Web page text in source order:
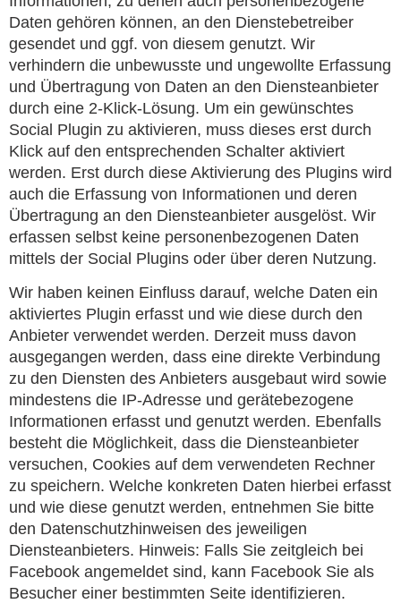
Daten gehören können, an den Dienstebetreiber
gesendet und ggf. von diesem genutzt. Wir
verhindern die unbewusste und ungewollte Erfassung
und Übertragung von Daten an den Diensteanbieter
durch eine 2-Klick-Lösung. Um ein gewünschtes
Social Plugin zu aktivieren, muss dieses erst durch
Klick auf den entsprechenden Schalter aktiviert
werden. Erst durch diese Aktivierung des Plugins wird
auch die Erfassung von Informationen und deren
Übertragung an den Diensteanbieter ausgelöst. Wir
erfassen selbst keine personenbezogenen Daten
mittels der Social Plugins oder über deren Nutzung.
Wir haben keinen Einfluss darauf, welche Daten ein
aktiviertes Plugin erfasst und wie diese durch den
Anbieter verwendet werden. Derzeit muss davon
ausgegangen werden, dass eine direkte Verbindung
zu den Diensten des Anbieters ausgebaut wird sowie
mindestens die IP-Adresse und gerätebezogene
Informationen erfasst und genutzt werden. Ebenfalls
besteht die Möglichkeit, dass die Diensteanbieter
versuchen, Cookies auf dem verwendeten Rechner
zu speichern. Welche konkreten Daten hierbei erfasst
und wie diese genutzt werden, entnehmen Sie bitte
den Datenschutzhinweisen des jeweiligen
Diensteanbieters. Hinweis: Falls Sie zeitgleich bei
Facebook angemeldet sind, kann Facebook Sie als
Besucher einer bestimmten Seite identifizieren.